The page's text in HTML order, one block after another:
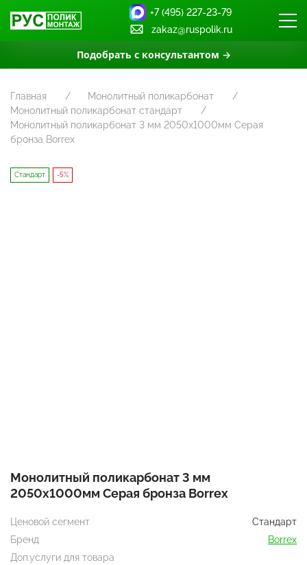
Подобрать с консультантом →
+7 (495) 227-23-79
zakaz@ruspolik.ru
Главная
Монолитный поликарбонат
Монолитный поликарбонат стандарт
Монолитный поликарбонат 3 мм 2050х1000мм Серая
бронза Borrex
Стандарт -5%
Монолитный поликарбонат 3 мм
2050х1000мм Серая бронза Borrex
Ценовой сегмент
Стандарт
Бренд
Borrex
Доп.услуги для товара